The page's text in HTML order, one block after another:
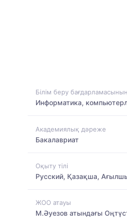
Білім беру
Информатика,
Академиялық дәреже
Бакалавриат
Оқыту тілі
Русский, Қазақша,
ЖОО атауы
М.Әуезов атындағы